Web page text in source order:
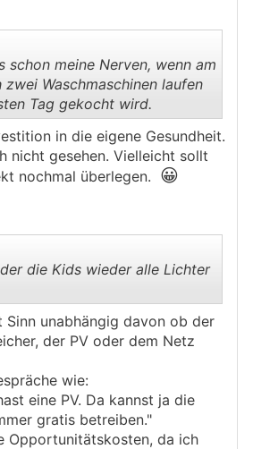
..
schon meine Nerven, wenn am
Waschmaschinen laufen
Tag gekocht wird.
in die eigene Gesundheit.
nicht gesehen. Vielleicht sollt
nochmal überlegen. 😀
..
die Kids wieder alle Lichter
Sinn unabhängig davon ob der
der PV oder dem Netz
wie:
eine PV. Da kannst ja die
gratis betreiben."
Opportunitätskosten, da ich